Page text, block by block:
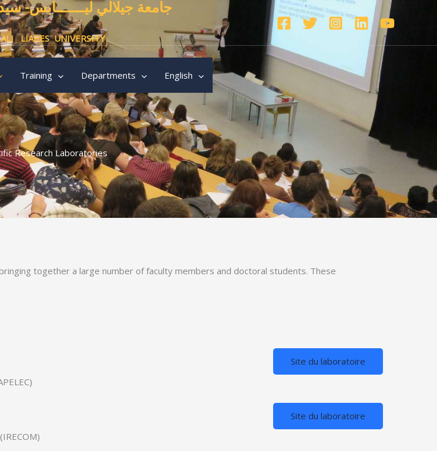
جامعة جيلالي ليـــــــابس-
LIABES UNIVERSITY
Training Departments English
Research Laboratories
together a large number of faculty members and doctoral students. These
Site du laboratoire
Site du laboratoire
(IRECOM)